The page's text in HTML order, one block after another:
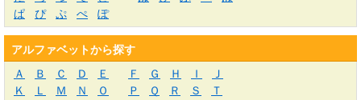
ぱ
ぴ ぷ ぺ ぽ
アルファベットから探す
Ａ
Ｂ Ｃ Ｄ Ｅ Ｆ Ｇ Ｈ Ｉ
Ｊ
Ｋ
Ｌ Ｍ Ｎ Ｏ Ｐ Ｑ Ｒ Ｓ
Ｔ